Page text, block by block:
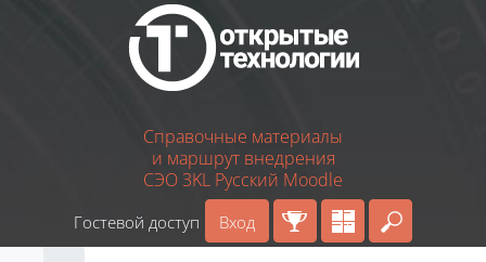
Перейти к основному содержанию
Справочные материалы
и маршрут внедрения
СЭО 3KL Русский Moodle
Введите
Гостевой доступ Вход